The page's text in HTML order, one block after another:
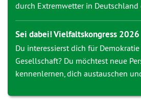
durch Extremwetter in Deutschland
Sei dabei! Vielfaltskongress 2026
Du interessierst dich für
Gesellschaft? Du möchtest neue
kennenlernen, dich austauschen